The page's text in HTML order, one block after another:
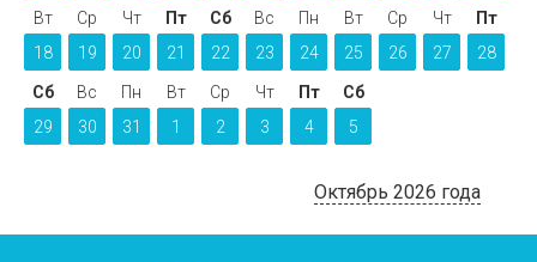
Вт
18
Ср
19
Чт
20
Пт
21
Сб
22
Вс
23
Пн
24
Вт
25
Ср
26
Чт
27
Пт
28
Сб
29
Вс
30
Пн
31
Вт
1
Ср
2
Чт
3
Пт
4
Сб
5
Октябрь 2026 года